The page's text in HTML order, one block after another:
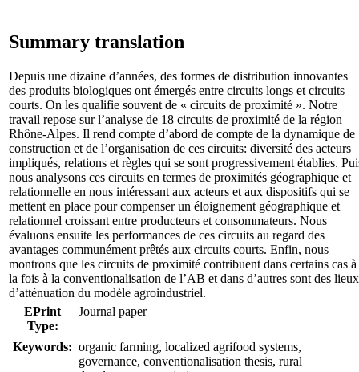
Summary translation
Depuis une dizaine d’années, des formes de distribution innovantes
des produits biologiques ont émergés entre circuits longs et circuits
courts. On les qualifie souvent de « circuits de proximité ». Notre
travail repose sur l’analyse de 18 circuits de proximité de la région
Rhône-Alpes. Il rend compte d’abord de compte de la dynamique de
construction et de l’organisation de ces circuits: diversité des acteurs
impliqués, relations et règles qui se sont progressivement établies.
nous analysons ces circuits en termes de proximités géographique et
relationnelle en nous intéressant aux acteurs et aux dispositifs qui se
mettent en place pour compenser un éloignement géographique et
relationnel croissant entre producteurs et consommateurs. Nous
évaluons ensuite les performances de ces circuits au regard des
avantages communément prêtés aux circuits courts. Enfin, nous
montrons que les circuits de proximité contribuent dans certains cas à
la fois à la conventionalisation de l’AB et dans d’autres sont des lieux
d’atténuation du modèle agroindustriel.
EPrint
Type:
Journal paper
Keywords: organic farming, localized agrifood systems,
governance, conventionalisation thesis, rural